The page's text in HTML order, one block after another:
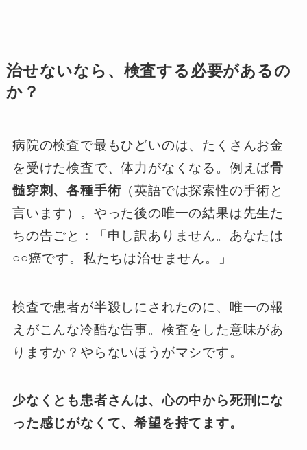
治せないなら、検査する必要があるの
か？
病院の検査で最もひどいのは、たくさんお金
を受けた検査で、体力がなくなる。例えば骨
髄穿刺、各種手術（英語では探索性の手術と
言います）。やった後の唯一の結果は先生た
ちの告ごと：「申し訳ありません。あなたは
○○癌です。私たちは治せません。」
検査で患者が半殺しにされたのに、唯一の報
えがこんな冷酷な告事。検査をした意味があ
りますか？やらないほうがマシです。
少なくとも患者さんは、心の中から死刑にな
った感じがなくて、希望を持てます。